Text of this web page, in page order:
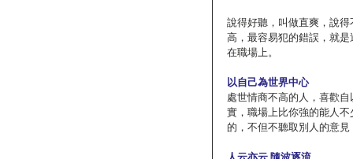
說得好聽，叫做直爽，說
高，最容易犯的錯誤，就
在職場上。
以自己為世界中心
處世情商不高的人，喜歡
實，職場上比你強的能人
的，不但不聽取別人的意